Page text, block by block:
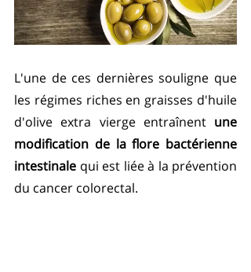
L'une de ces dernières souligne que
les régimes riches en graisses d'huile
d'olive extra vierge entraînent une
modification de la flore bactérienne
intestinale qui est liée à la prévention
du cancer colorectal.